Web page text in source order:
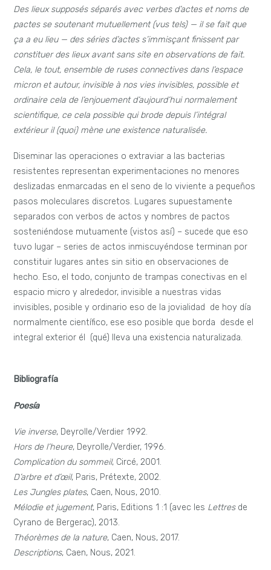
Des lieux supposés séparés avec verbes d’actes et noms de
pactes se soutenant mutuellement (vus tels) — il se fait que
ça a eu lieu — des séries d’actes s’immisçant finissent par
constituer des lieux avant sans site en observations de fait.
Cela, le tout, ensemble de ruses connectives dans l’espace
micron et autour, invisible à nos vies invisibles, possible et
ordinaire cela de l’enjouement d’aujourd’hui normalement
scientifique, ce cela possible qui brode depuis l’intégral
extérieur il (quoi) mène une existence naturalisée.
Diseminar las operaciones o extraviar a las bacterias
resistentes representan experimentaciones no menores
deslizadas enmarcadas en el seno de lo viviente a pequeños
pasos moleculares discretos. Lugares supuestamente
separados con verbos de actos y nombres de pactos
sosteniéndose mutuamente (vistos así) – sucede que eso
tuvo lugar – series de actos inmiscuyéndose terminan por
constituir lugares antes sin sitio en observaciones de
hecho. Eso, el todo, conjunto de trampas conectivas en el
espacio micro y alrededor, invisible a nuestras vidas
invisibles, posible y ordinario eso de la jovialidad de hoy día
normalmente científico, ese eso posible que borda desde el
integral exterior él (qué) lleva una existencia naturalizada.
Bibliografía
Poesía
Vie inverse, Deyrolle/Verdier 1992.
Hors de l’heure, Deyrolle/Verdier, 1996.
Complication du sommeil, Circé, 2001.
D’arbre et d’œil, Paris, Prétexte, 2002.
Les Jungles plates, Caen, Nous, 2010.
Mélodie et jugement, Paris, Editions 1 :1 (avec les Lettresde
Cyrano de Bergerac), 2013.
Théorèmes de la nature, Caen, Nous, 2017.
Descriptions, Caen, Nous, 2021.